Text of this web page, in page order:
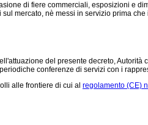
di fiere commerciali, esposizioni e
mercato, nè messi in servizio prima
del presente decreto,
conferenze di servizi con i
alle frontiere di cui al regolamento (CE)